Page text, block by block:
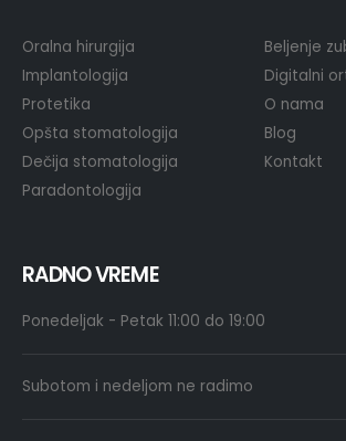
Oralna hirurgija
Implantologija
Protetika
Opšta stomatologija
Dečija stomatologija
Paradontologija
Beljenje
Digitalni
O nama
Blog
Kontakt
RADNO VREME
Ponedeljak - Petak 11:00 do 19:00
Subotom i nedeljom ne radimo